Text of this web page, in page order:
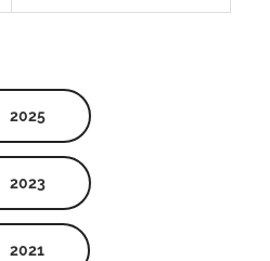
2025
2023
2021